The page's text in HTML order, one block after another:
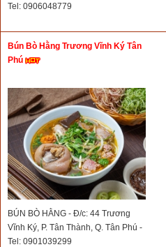
Tel: 0906048779
Bún Bò Hằng Trương Vĩnh Ký Tân
Phú
BÚN BÒ HẰNG - Đ/c: 44 Trương
Vĩnh Ký, P. Tân Thành, Q. Tân Phú -
Tel: 0901039299